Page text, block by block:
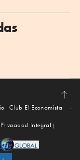
Subir
Club El Economista
Integral